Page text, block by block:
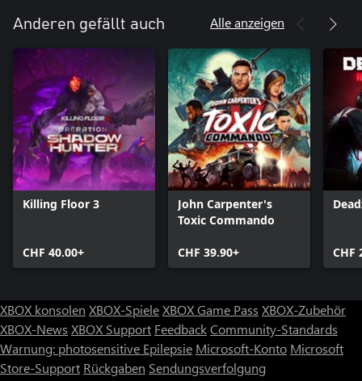
Anderen gefällt auch Alle anzeigen
Killing Floor 3
CHF 40.00+
John Carpenter's
Toxic Commando
CHF 39.90+ CHF
XBOX konsolen XBOX-SpieleXBOX Game Pass XBOX-Zubehör
XBOX-News XBOX Support FeedbackCommunity-Standards
Warnung: photosensitive Epilepsie Microsoft-Konto Microsoft
Store-Support Rückgaben Sendungsverfolgung